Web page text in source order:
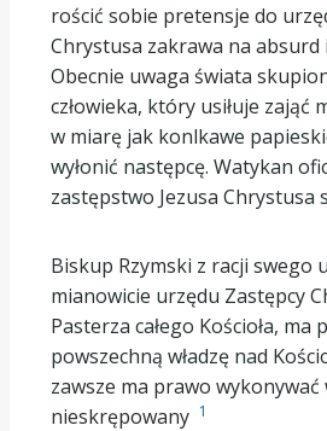
rościć sobie pretensje do
Chrystusa zakrawa na
Obecnie uwaga świata
człowieka, który usiłuje zająć
w miarę jak konlkawe
wyłonić następcę. Watykan
zastępstwo Jezusa Chrystusa
Biskup Rzymski z racji swego
mianowicie urzędu Zastępcy
Pasterza całego Kościoła, ma
powszechną władzę nad
zawsze ma prawo wykonywać
nieskrępowany 1